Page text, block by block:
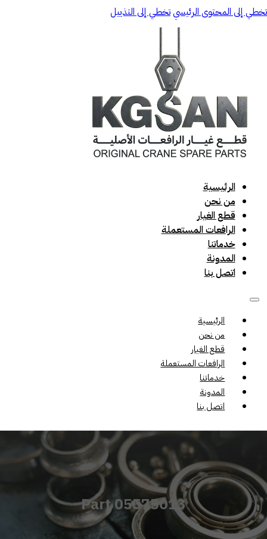
تخطي إلى المحتوى الرئيسيتخطي إلى التذييل
الرئيسية
من نحن
قطع الغيار
الرافعات المستعملة
خدماتنا
المدونة
اتصل بنا
الرئيسية
من نحن
قطع الغيار
الرافعات المستعملة
خدماتنا
المدونة
اتصل بنا
Part 05575013